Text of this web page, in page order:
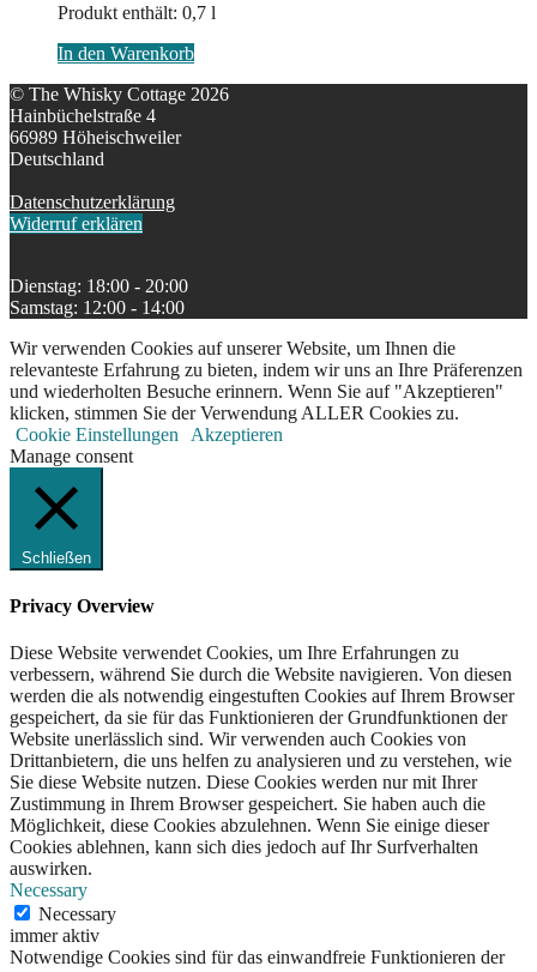
Produkt enthält: 0,7 l
In den Warenkorb
© The Whisky Cottage 2026
Hainbüchelstraße 4
66989 Höheischweiler
Deutschland
Datenschutzerklärung
Widerruf erklären
Dienstag: 18:00 - 20:00
Samstag: 12:00 - 14:00
Wir verwenden Cookies auf unserer Website, um Ihnen die
relevanteste Erfahrung zu bieten, indem wir uns an Ihre Präferenzen
und wiederholten Besuche erinnern. Wenn Sie auf "Akzeptieren"
klicken, stimmen Sie der Verwendung ALLER Cookies zu.
Cookie Einstellungen
Akzeptieren
Manage consent
Schließen
Privacy Overview
Diese Website verwendet Cookies, um Ihre Erfahrungen zu
verbessern, während Sie durch die Website navigieren. Von diesen
werden die als notwendig eingestuften Cookies auf Ihrem Browser
gespeichert, da sie für das Funktionieren der Grundfunktionen der
Website unerlässlich sind. Wir verwenden auch Cookies von
Drittanbietern, die uns helfen zu analysieren und zu verstehen, wie
Sie diese Website nutzen. Diese Cookies werden nur mit Ihrer
Zustimmung in Ihrem Browser gespeichert. Sie haben auch die
Möglichkeit, diese Cookies abzulehnen. Wenn Sie einige dieser
Cookies ablehnen, kann sich dies jedoch auf Ihr Surfverhalten
auswirken.
Necessary
Necessary
immer aktiv
Notwendige Cookies sind für das einwandfreie Funktionieren der